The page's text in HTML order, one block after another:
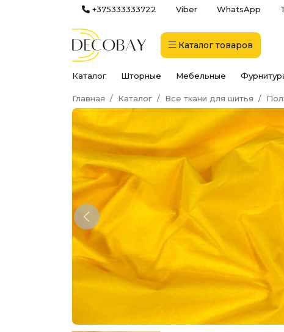
+375333333722 Viber WhatsApp
Каталог товаров
Каталог Шторные Мебельные
Главная Каталог Все ткани для шитья
Previous